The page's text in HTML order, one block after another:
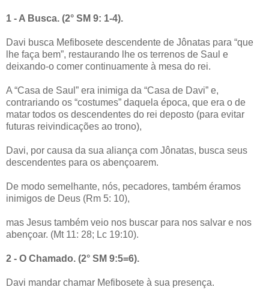
1 - A Busca. (2° SM 9: 1-4).
Davi busca Mefibosete descendente de Jônatas para “que
lhe faça bem”, restaurando lhe os terrenos de Saul e
deixando-o comer continuamente à mesa do rei.
A “Casa de Saul” era inimiga da “Casa de Davi” e,
contrariando os “costumes” daquela época, que era o de
matar todos os descendentes do rei deposto (para evitar
futuras reivindicações ao trono),
Davi, por causa da sua aliança com Jônatas, busca seus
descendentes para os abençoarem.
De modo semelhante, nós, pecadores, também éramos
inimigos de Deus (Rm 5: 10),
mas Jesus também veio nos buscar para nos salvar e nos
abençoar. (Mt 11: 28; Lc 19:10).
2 - O Chamado. (2° SM 9:5=6).
Davi mandar chamar Mefibosete à sua presença.